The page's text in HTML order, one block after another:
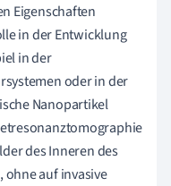
Eigenschaften
in der Entwicklung
in der
oder in der
Nanopartikel
des Inneren des
ohne auf invasive